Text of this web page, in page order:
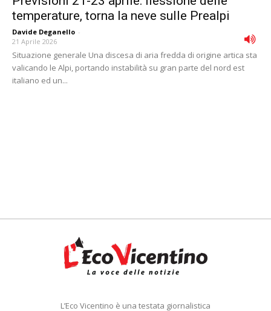
temperature, torna la neve sulle Prealpi
Davide Deganello -
21 Aprile 2026
Situazione generale Una discesa di aria fredda di origine artica sta
valicando le Alpi, portando instabilità su gran parte del nord est
italiano ed un...
L’Eco Vicentino è una testata giornalistica